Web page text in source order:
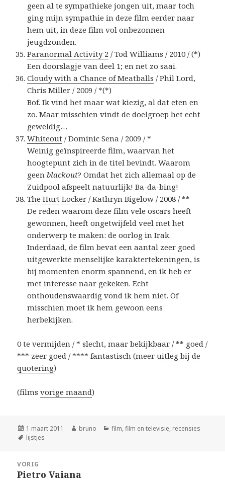
geen al te sympathieke jongen uit, maar toch
ging mijn sympathie in deze film eerder naar
hem uit, in deze film vol onbezonnen
jeugdzonden.
Paranormal Activity 2 / Tod Williams / 2010 / (*)
Een doorslagje van deel 1; en net zo saai.
Cloudy with a Chance of Meatballs / Phil Lord,
Chris Miller / 2009 / *(*)
Bof. Ik vind het maar wat kiezig, al dat eten en
zo. Maar misschien vindt de doelgroep het echt
geweldig…
Whiteout / Dominic Sena / 2009 / *
Weinig geïnspireerde film, waarvan het
hoogtepunt zich in de titel bevindt. Waarom
geenblackout? Omdat het zich allemaal op de
Zuidpool afspeelt natuurlijk! Ba-da-bing!
The Hurt Locker / Kathryn Bigelow / 2008 / **
De reden waarom deze film vele oscars heeft
gewonnen, heeft ongetwijfeld veel met het
onderwerp te maken: de oorlog in Irak.
Inderdaad, de film bevat een aantal zeer goed
uitgewerkte menselijke karaktertekeningen, is
bij momenten enorm spannend, en ik heb er
met interesse naar gekeken. Echt
onthoudenswaardig vond ik hem niet. Of
misschien moet ik hem gewoon eens
herbekijken.
0 te vermijden / * slecht, maar bekijkbaar / ** goed /
*** zeer goed / **** fantastisch (meeruitleg bij de
quotering)
(filmsvorige maand)
Geplaatst
op
1 maart 2011 Auteur
bruno Categorieën
film,film en televisie, recensies
Tags
lijstjes
navigatie
VORIG
Vorig
Pietro Vaiana